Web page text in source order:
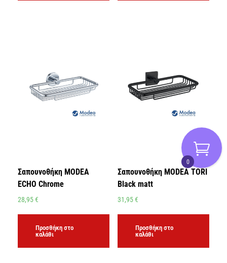
Σαπουνοθήκη MODEA
ECHO Chrome
28,95€
Προσθήκη στο
καλάθι
Σαπουνοθήκη MODEA TORI
Black matt
31,95€
Προσθήκη στο
καλάθι
0